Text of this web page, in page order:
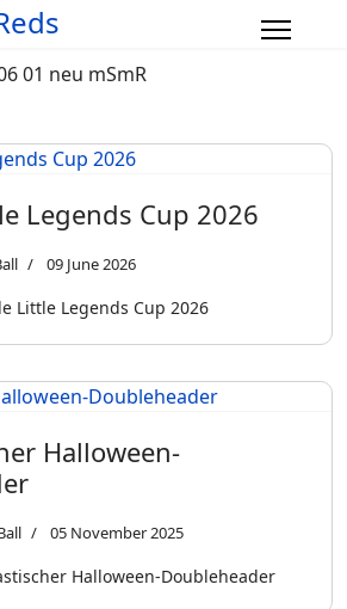
Legends Cup 2026
09 June 2026
Little Legends Cup 2026
Halloween-
05 November 2025
Halloween-Doubleheader